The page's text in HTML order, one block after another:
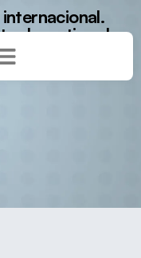
internacional.
deportivo de